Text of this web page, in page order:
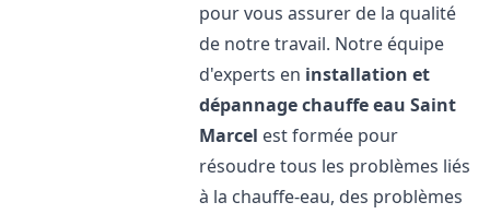
pour vous assurer de la qualité
de notre travail. Notre équipe
d'experts en installation et
dépannage chauffe eau Saint
Marcel est formée pour
résoudre tous les problèmes liés
à la chauffe-eau, des problèmes